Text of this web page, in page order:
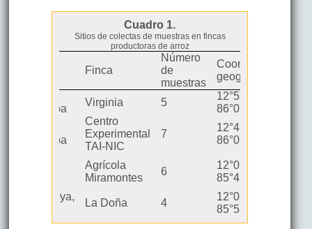
Cuadro 1.
Sitios de colectas de muestras en fincas
productoras de arroz
Finca
Número
de
muestras
Coordenadas
geográficas
Matagalpa
Virginia 5
12°52’53” N
86°07’43” O
Matagalpa
Centro
Experimental
TAI-NIC
7
12°47’59” N
86°09’40” O
Agrícola
Miramontes
6
12°07’54” N
85°43’07” O
Malacatoya,
La Doña 4
12°08’30” N
85°52’46” O